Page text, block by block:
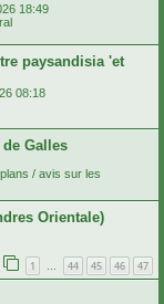
18:49
paysandisia 'et
08:18
Galles
/ avis sur les
Orientale)
1 44 45 46 47